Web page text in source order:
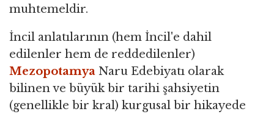
muhtemeldir.
İncil anlatılarının (hem İncil'e dahil
edilenler hem de reddedilenler)
Mezopotamya Naru Edebiyatı olarak
bilinen ve büyük bir tarihi şahsiyetin
(genellikle bir kral) kurgusal bir hikayede